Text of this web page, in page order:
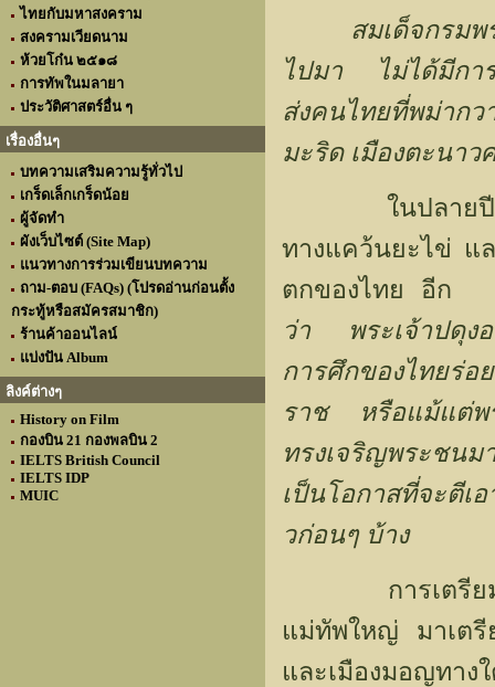
ไทยกับมหาสงคราม
สงครามเวียดนาม
ห้วยโก๋น ๒๕๑๘
การทัพในมลายา
ประวัติศาสตร์อื่น ๆ
เรื่องอื่นๆ
บทความเสริมความรู้ทั่วไป
เกร็ดเล็กเกร็ดน้อย
ผู้จัดทำ
ผังเว็บไซต์ (Site Map)
แนวทางการร่วมเขียนบทความ
ถาม-ตอบ (FAQs) (โปรดอ่านก่อนตั้ง
กระทู้หรือสมัครสมาชิก)
ร้านค้าออนไลน์
แบ่งปัน Album
ลิงค์ต่างๆ
History on Film
กองบิน 21 กองพลบิน 2
IELTS British Council
IELTS IDP
MUIC
สมเด็จกรม
ไปมา ไม่ได้มีการ
ส่งคนไทยที่พม่าก
มะริด เมืองตะนา
ในปลายปีมะโ
ทางแคว้นยะไข่ แ
ตกของไทย อี
ว่า พระเจ้าปดุง
การศึกของไทยร่
ราช หรือแม้แต่พ
ทรงเจริญพระชน
เป็นโอกาสที่จะตี
วก่อนๆ บ้าง
การเตรียมกอ
แม่ทัพใหญ่ มาเตรี
และเมืองมอญทา